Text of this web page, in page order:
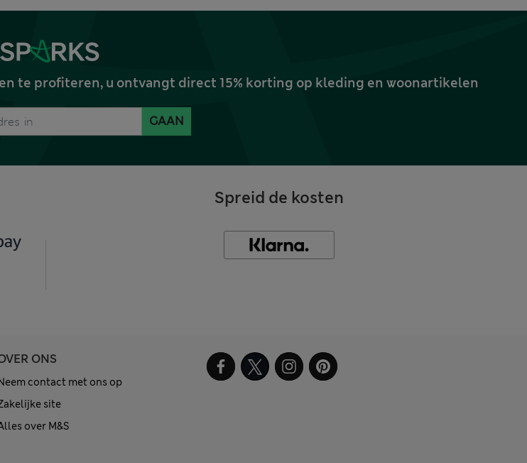
te profiteren, u ontvangt direct 15% korting op kleding en woonartikelen
GAAN
Spreid de kosten
ONS
contact met ons op
site
over M&S